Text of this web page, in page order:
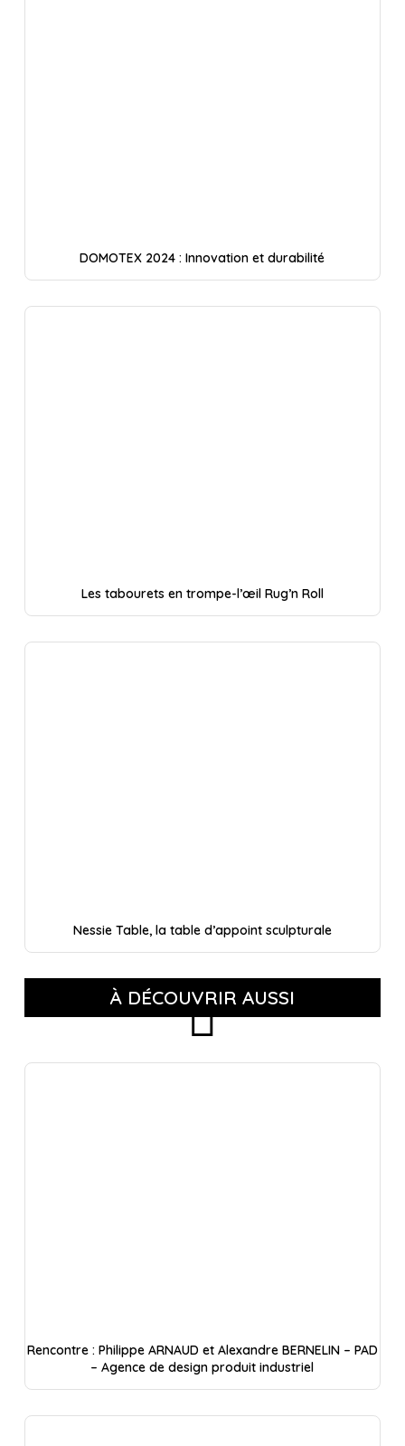
DOMOTEX 2024 : Innovation et durabilité
Les tabourets en trompe-l’œil Rug’n Roll
Nessie Table, la table d’appoint sculpturale
À DÉCOUVRIR AUSSI
Rencontre : Philippe ARNAUD et Alexandre BERNELIN – PAD
– Agence de design produit industriel